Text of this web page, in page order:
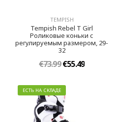
TEMPISH
Tempish Rebel T Girl
Роликовые коньки с
регулируемым размером, 29-
32
€73.99€55.49
ЕСТЬ НА СКЛАДЕ